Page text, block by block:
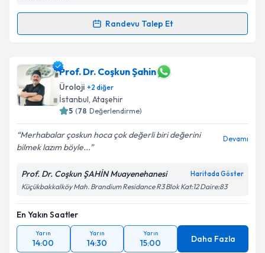
Takvim Talebini Gönder
Randevu Talep Et
Randevu Takvimi Talebi
Prof. Dr. Abdullah Armağaniçin randevu takvimi
talebi oluşturun. Size bu uzmandan randevu almanız
için bir takvim hazırlandığında e-posta ile
bilgilendireceğiz.
E-posta Adresiniz
Kişisel verilerimin işlenmesine ilişkinAydınlatma
kapsamda işlenmesini kabul ediyorum.
Takvim Talebini Gönder
Prof. Dr. Coşkun Şahin
Üroloji +2 diğer
İstanbul, Ataşehir
5 (78 Değerlendirme)
Merhabalar çoskun hoca çok değerli biri değerini
bilmek lazım böyle...
Devamı
Prof. Dr. Coşkun ŞAHİN Muayenehanesi Haritada Göster
Küçükbakkalköy Mah. Brandium Residance R3 Blok Kat:12 Daire:83
En Yakın Saatler
Yarın
14:00
Yarın
14:30
Yarın
15:00 Daha Fazla